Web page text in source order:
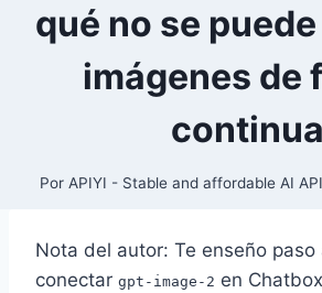
qué no se
imágenes de
continua
Por APIYI - Stable and affordable AI API
Nota del autor: Te enseño paso
conectar gpt-image-2 en